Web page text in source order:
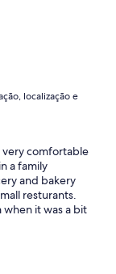
localização e
comfortable
a family
and bakery
resturants.
it was a bit
generous
a folder with
We were